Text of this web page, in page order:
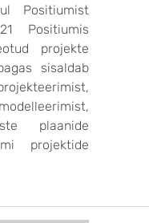
Positiumist
Positiumis
projekte
sisaldab
plaanide
projektide